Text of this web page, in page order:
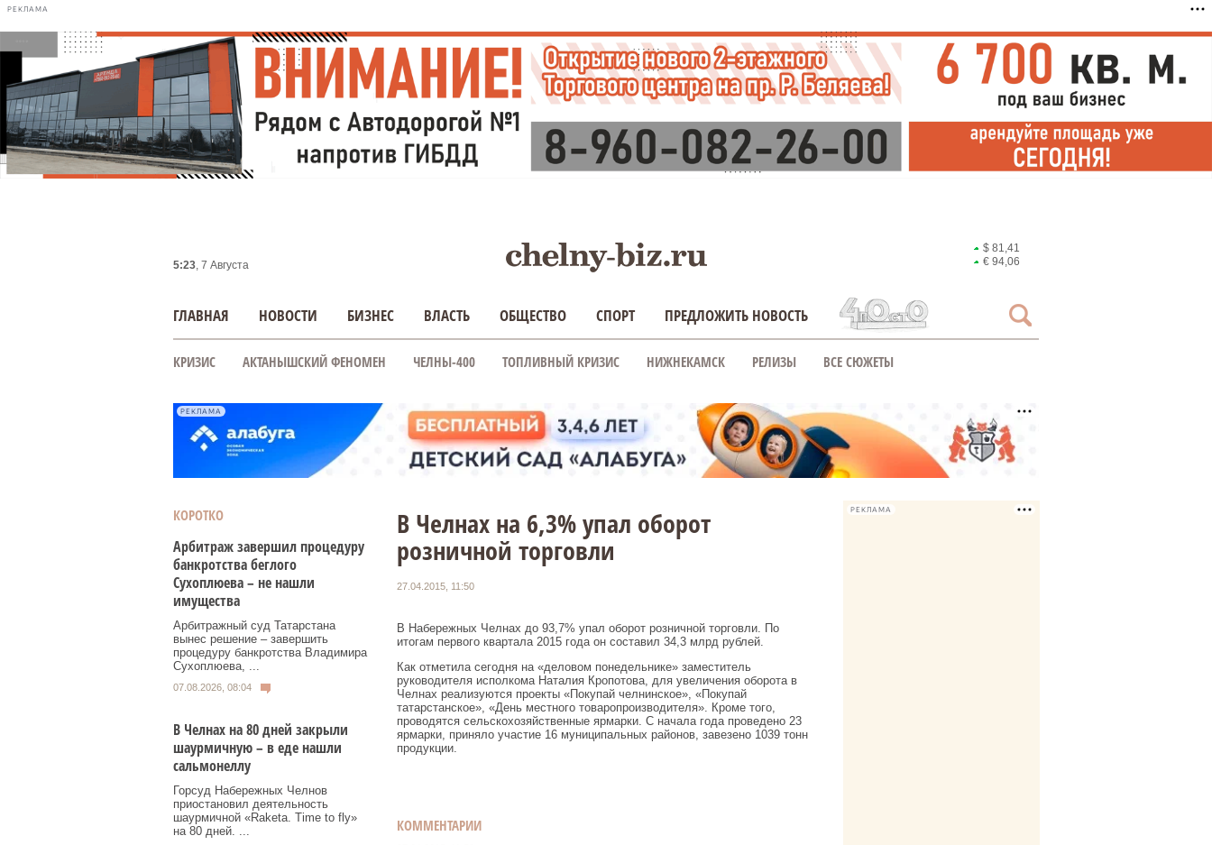
РЕКЛАМА
5:23, 7 Августа
$ 81,41
€ 94,06
ГЛАВНАЯ НОВОСТИ БИЗНЕС ВЛАСТЬ ОБЩЕСТВО СПОРТ ПРЕДЛОЖИТЬ НОВОСТЬ
КРИЗИС АКТАНЫШСКИЙ ФЕНОМЕН ЧЕЛНЫ-400 ТОПЛИВНЫЙ КРИЗИС НИЖНЕКАМСК РЕЛИЗЫ ВСЕ СЮЖЕТЫ
РЕКЛАМА
КОРОТКО
Арбитраж завершил процедуру
банкротства беглого
Сухоплюева – не нашли
имущества
Арбитражный суд Татарстана
вынес решение – завершить
процедуру банкротства Владимира
Сухоплюева, ...
07.08.2026, 08:04
В Челнах на 80 дней закрыли
шаурмичную – в еде нашли
сальмонеллу
Горсуд Набережных Челнов
приостановил деятельность
шаурмичной «Raketa. Time to fly»
на 80 дней. ...
В Челнах на 6,3% упал оборот
розничной торговли
27.04.2015, 11:50
В Набережных Челнах до 93,7% упал оборот розничной торговли. По
итогам первого квартала 2015 года он составил 34,3 млрд рублей.
Как отметила сегодня на «деловом понедельнике» заместитель
руководителя исполкома Наталия Кропотова, для увеличения оборота в
Челнах реализуются проекты «Покупай челнинское», «Покупай
татарстанское», «День местного товаропроизводителя». Кроме того,
проводятся сельскохозяйственные ярмарки. С начала года проведено 23
ярмарки, приняло участие 16 муниципальных районов, завезено 1039 тонн
продукции.
КОММЕНТАРИИ
РЕКЛАМА